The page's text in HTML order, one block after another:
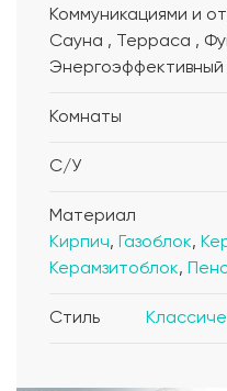
Коммуникациями и
Сауна , Терраса ,
Энергоэффективный
Комнаты
С/У
Материал
Кирпич, Газоблок,
Керамзитоблок,
Стиль